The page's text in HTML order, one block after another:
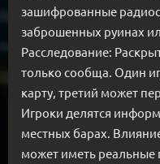
зашифрованные
заброшенных руинах
Расследование:
только сообща. Один
карту, третий может
Игроки делятся
местных барах.
может иметь реальные